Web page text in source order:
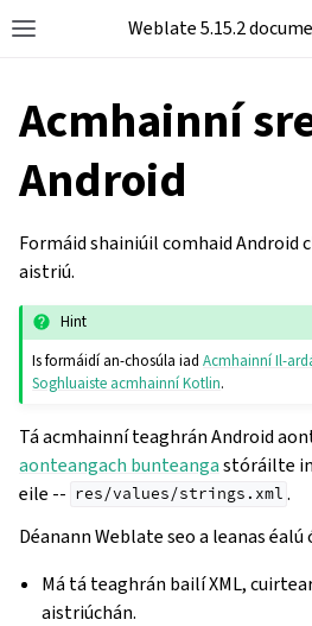
Weblate 5.15.2
Acmhainní
Android
Formáid shainiúil comhaid Android
aistriú.
Hint
Is formáidí an-chosúla iadAcmhainní Il-
Soghluaiste acmhainní Kotlin.
Tá acmhainní teaghrán Android
aonteangach bunteangastóráilte
eile -- res/values/strings.xml .
Déanann Weblate seo a leanas
Má tá teaghrán bailí XML,
aistriúchán.